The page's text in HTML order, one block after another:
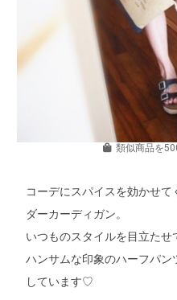
類似商品を
コーデにスパイスを効かせ
ダーカーディガン。
いつものスタイルを目立たせ
ハンサムな印象のハーフパン
しています♡